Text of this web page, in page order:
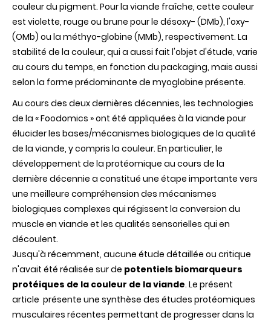
couleur du pigment. Pour la viande fraîche, cette couleur
est violette, rouge ou brune pour le désoxy- (DMb), l'oxy-
(OMb) ou la méthyo-globine (MMb), respectivement. La
stabilité de la couleur, qui a aussi fait l'objet d'étude, varie
au cours du temps, en fonction du packaging, mais aussi
selon la forme prédominante de myoglobine présente.
Au cours des deux dernières décennies, les technologies
de la « Foodomics » ont été appliquées à la viande pour
élucider les bases/mécanismes biologiques de la qualité
de la viande, y compris la couleur. En particulier, le
développement de la protéomique au cours de la
dernière décennie a constitué une étape importante vers
une meilleure compréhension des mécanismes
biologiques complexes qui régissent la conversion du
muscle en viande et les qualités sensorielles qui en
découlent.
Jusqu'à récemment, aucune étude détaillée ou critique
n'avait été réalisée sur de potentiels biomarqueurs
protéiques de la couleur de la viande. Le présent
article présente une synthèse des études protéomiques
musculaires récentes permettant de progresser dans la